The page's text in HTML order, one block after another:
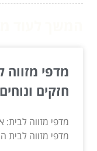
מדפי מזווה
חזקים
מדפי מזווה לבית:
מדפי מזווה